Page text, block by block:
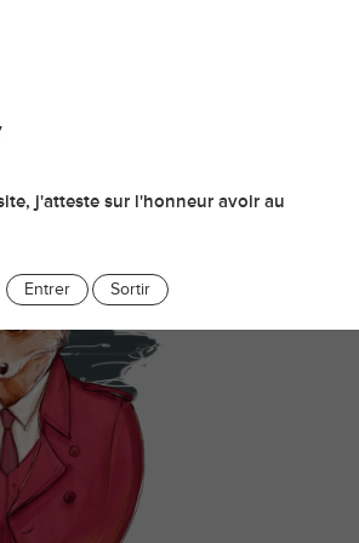
j'atteste sur l'honneur avoir au
Entrer Sortir
...